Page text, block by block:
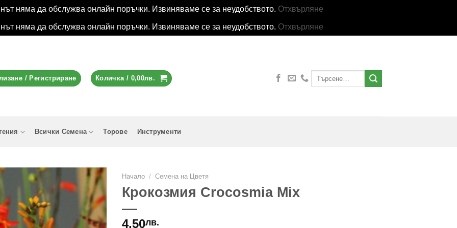
няма да обслужва онлайн поръчки. Извиняваме се за неудобството. Отхвърляне
няма да обслужва онлайн поръчки. Извиняваме се за неудобството. Отхвърляне
/ Регистриране Количка / 0,00лв.
Всички Семена Торове Инструменти
Начало / Семена на Цветя
Крокозмия Crocosmia Mix
4,50лв.